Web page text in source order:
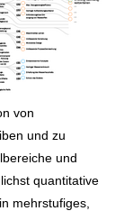
von
und zu
und
quantitative
mehrstufiges,